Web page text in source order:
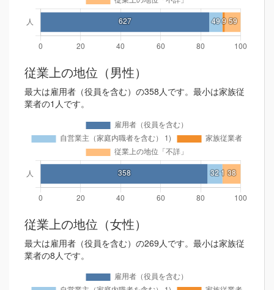
従業上の地位（男性）
最大は雇用者（役員を含む）の358人です。最小は家族従
業者の1人です。
従業上の地位（女性）
最大は雇用者（役員を含む）の269人です。最小は家族従
業者の8人です。